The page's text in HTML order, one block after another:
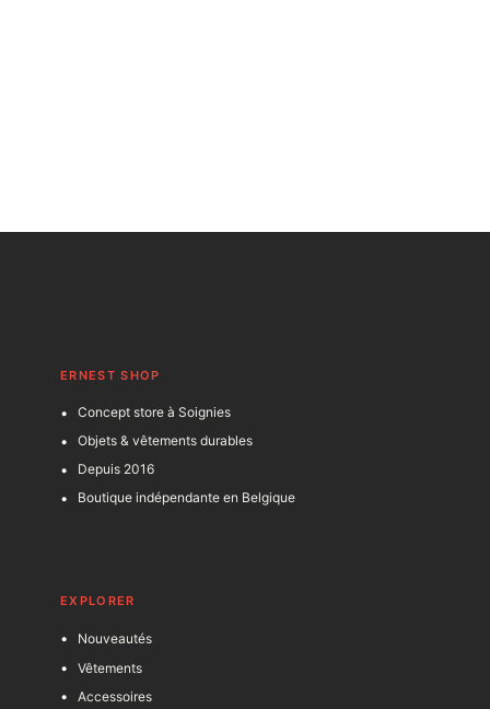
ERNEST SHOP
Concept store à Soignies
Objets & vêtements durables
Depuis 2016
Boutique indépendante en Belgique
EXPLORER
Nouveautés
Vêtements
Accessoires